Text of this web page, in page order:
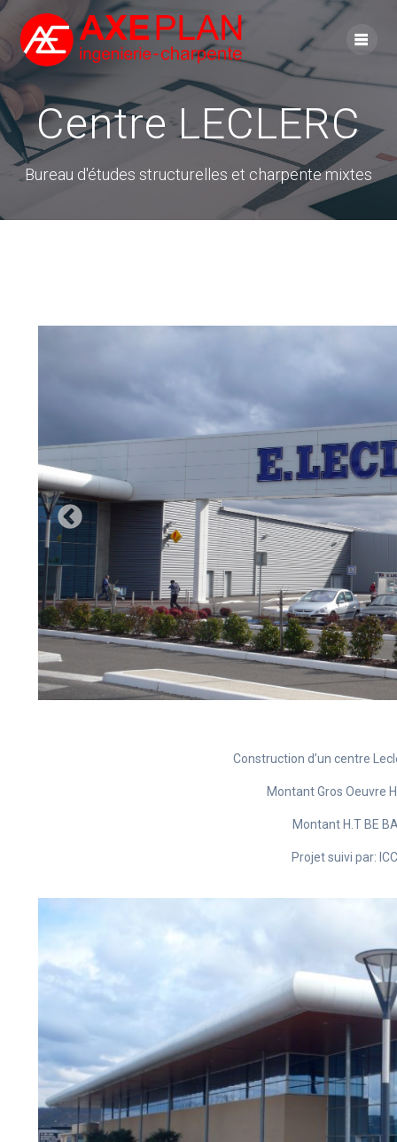
to
content
Centre LECLERC
Bureau d'études structurelles et charpente mixtes
Construction d’un centre
Montant Gros Oeuvre
Montant H.T BE
Projet suivi par: